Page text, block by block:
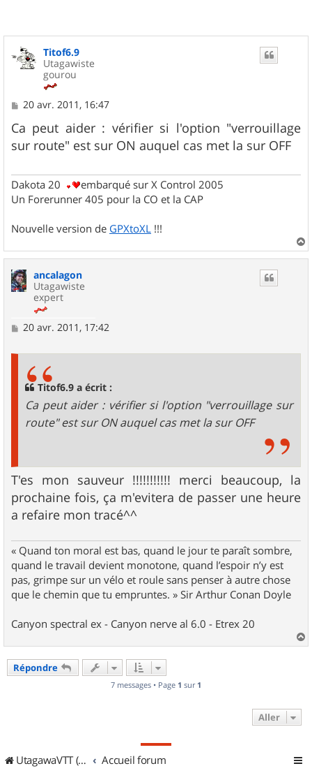
Titof6.9
Utagawiste
gourou
M
s
s
a
20 avr. 2011, 16:47
Ca peut aider : vérifier si l'option "verrouillage
sur route" est sur ON auquel cas met la sur OFF
Dakota 20
embarqué sur X Control 2005
Un Forerunner 405 pour la CO et la CAP
Nouvelle version de GPXtoXL !!!
a
ancalagon
Utagawiste
expert
M
20 avr. 2011, 17:42
Titof6.9 a écrit :
Ca peut aider : vérifier si l'option "verrouillage sur
route" est sur ON auquel cas met la sur OFF
T'es mon sauveur !!!!!!!!!!! merci beaucoup, la
prochaine fois, ça m'evitera de passer une heure
a refaire mon tracé^^
« Quand ton moral est bas, quand le jour te paraît sombre,
quand le travail devient monotone, quand l’espoir n’y est
pas, grimpe sur un vélo et roule sans penser à autre chose
que le chemin que tu empruntes. » Sir Arthur Conan Doyle
Canyon spectral ex - Canyon nerve al 6.0 - Etrex 20
a
Répondre
7 messages • Page 1 sur 1
Aller
UtagawaVTT (Randos VTT et VTTAE avec traces GPS) Accueil forum